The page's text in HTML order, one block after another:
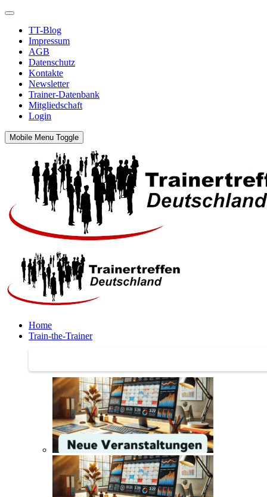
TT-Blog
Impressum
AGB
Datenschutz
Kontakte
Newsletter
Trainer-Datenbank
Mitgliedschaft
Login
Mobile Menu Toggle
Home
Train-the-Trainer